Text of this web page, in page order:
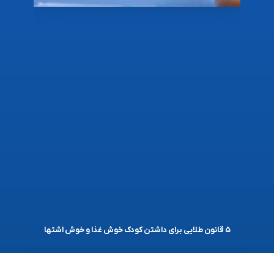
۵ قانون طلایی برای داشتن کودک خوش غذا و خوش اشتها